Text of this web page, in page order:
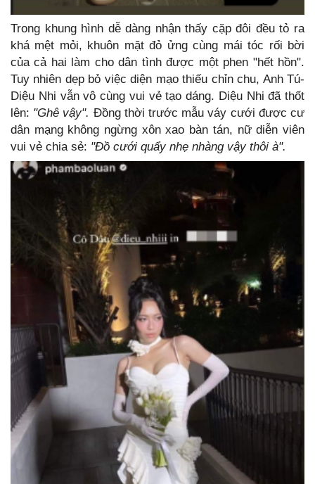
Trong khung hình dễ dàng nhận thấy cặp đôi đều tỏ ra
khá mệt mỏi, khuôn mặt đỏ ửng cùng mái tóc rối bời
của cả hai làm cho dân tình được một phen "hết hồn".
Tuy nhiên dẹp bỏ việc diện mạo thiếu chỉn chu, Anh Tú-
Diệu Nhi vẫn vô cùng vui vẻ tạo dáng. Diệu Nhi đã thốt
lên: "Ghê vậy". Đồng thời trước mẫu váy cưới được cư
dân mạng không ngừng xôn xao bàn tán, nữ diễn viên
vui vẻ chia sẻ: "Đồ cưới quẩy nhẹ nhàng vậy thôi à".